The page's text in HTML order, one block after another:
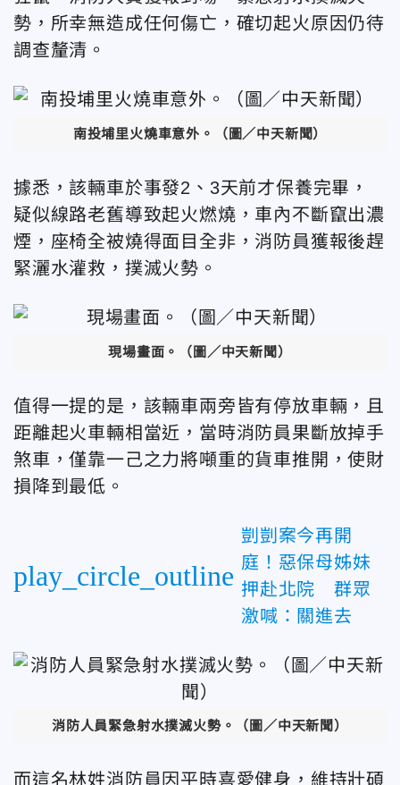
勢，所幸無造成任何傷亡，確切起火原因仍待
調查釐清。
南投埔里火燒車意外。（圖／中天新聞）
據悉，該輛車於事發2、3天前才保養完畢，
疑似線路老舊導致起火燃燒，車內不斷竄出濃
煙，座椅全被燒得面目全非，消防員獲報後趕
緊灑水灌救，撲滅火勢。
現場畫面。（圖／中天新聞）
值得一提的是，該輛車兩旁皆有停放車輛，且
距離起火車輛相當近，當時消防員果斷放掉手
煞車，僅靠一己之力將噸重的貨車推開，使財
損降到最低。
play_circle_outline
剴剴案今再開
庭！惡保母姊妹
押赴北院 群眾
激喊：關進去
消防人員緊急射水撲滅火勢。（圖／中天新聞）
而這名林姓消防員因平時喜愛健身，維持壯碩